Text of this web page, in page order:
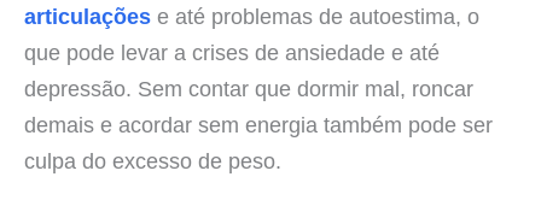
articulações e até problemas de autoestima, o
que pode levar a crises de ansiedade e até
depressão. Sem contar que dormir mal, roncar
demais e acordar sem energia também pode ser
culpa do excesso de peso.